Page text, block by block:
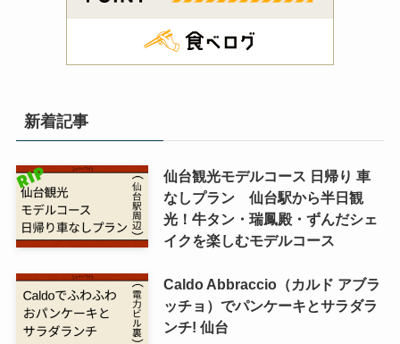
新着記事
仙台観光モデルコース 日帰り 車
なしプラン 仙台駅から半日観
光！牛タン・瑞鳳殿・ずんだシェ
イクを楽しむモデルコース
Caldo Abbraccio（カルド アブラ
ッチョ）でパンケーキとサラダラ
ンチ! 仙台